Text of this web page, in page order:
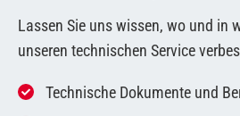
Lassen Sie uns wissen, wo und in
unseren technischen Service
Technische Dokumente und